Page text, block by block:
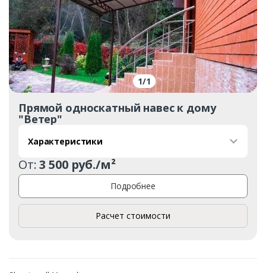
1/1
Прямой односкатный навес к дому
"Ветер"
Характеристики
От:3 500 руб./м²
Подробнее
Расчет стоимости